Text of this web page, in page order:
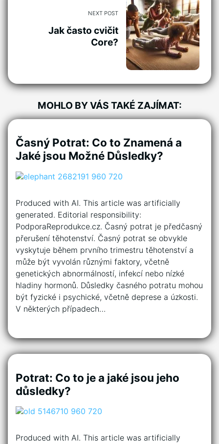
NEXT POST
Jak často cvičit
Core?
MOHLO BY VÁS TAKÉ ZAJÍMAT:
Časný Potrat: Co to Znamená a
Jaké jsou Možné Důsledky?
Produced with AI. This article was artificially
generated. Editorial responsibility:
PodporaReprodukce.cz. Časný potrat je předčasný
přerušení těhotenství. Časný potrat se obvykle
vyskytuje během prvního trimestru těhotenství a
může být vyvolán různými faktory, včetně
genetických abnormálností, infekcí nebo nízké
hladiny hormonů. Důsledky časného potratu mohou
být fyzické i psychické, včetně deprese a úzkosti.
V některých případech…
Potrat: Co to je a jaké jsou jeho
důsledky?
Produced with AI. This article was artificially